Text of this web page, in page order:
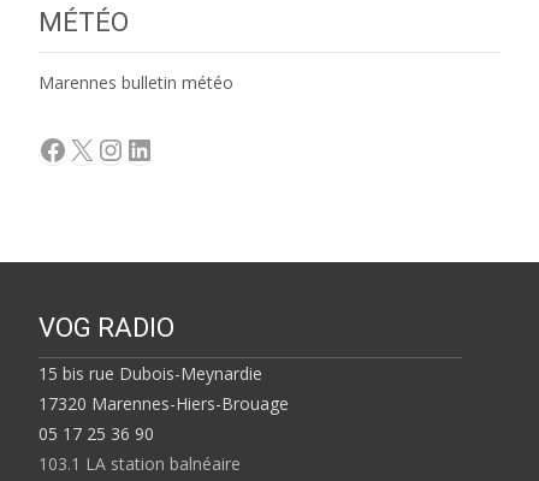
MÉTÉO
Marennes bulletin météo
Facebook
X Instagram
LinkedIn
VOG RADIO
15 bis rue Dubois-Meynardie
17320 Marennes-Hiers-Brouage
05 17 25 36 90
103.1 LA station balnéaire